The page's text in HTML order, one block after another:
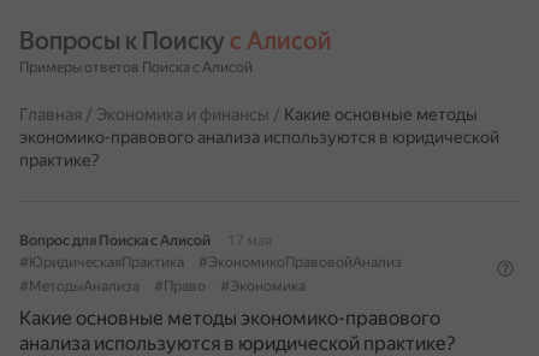
Вопросы к Поиску с Алисой
Примеры ответов Поиска с Алисой
Главная / Экономика и финансы / Какие основные методы
экономико-правового анализа используются в юридической
практике?
Вопрос для Поиска с Алисой
17 мая
#ЮридическаяПрактика
#ЭкономикоПравовойАнализ
#МетодыАнализа
#Право #Экономика
Какие основные методы экономико-правового
анализа используются в юридической практике?